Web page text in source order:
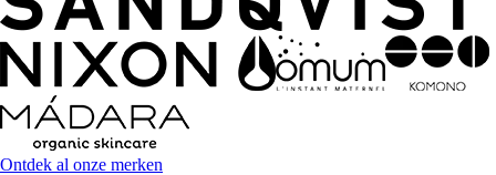
Ontdek al onze merken